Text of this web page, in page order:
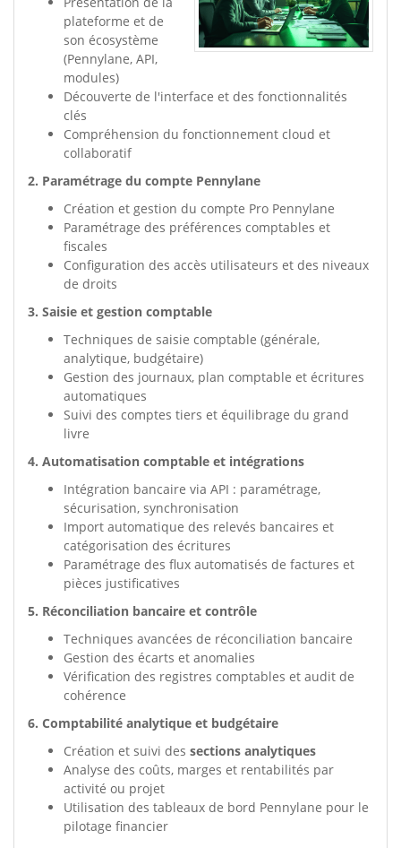
plateforme et de
son écosystème
(Pennylane, API,
modules)
Découverte de l'interface et des fonctionnalités
clés
Compréhension du fonctionnement cloud et
collaboratif
2. Paramétrage du compte Pennylane
Création et gestion du compte Pro Pennylane
Paramétrage des préférences comptables et
fiscales
Configuration des accès utilisateurs et des niveaux
de droits
3. Saisie et gestion comptable
Techniques de saisie comptable (générale,
analytique, budgétaire)
Gestion des journaux, plan comptable et écritures
automatiques
Suivi des comptes tiers et équilibrage du grand
livre
4. Automatisation comptable et intégrations
Intégration bancaire via API : paramétrage,
sécurisation, synchronisation
Import automatique des relevés bancaires et
catégorisation des écritures
Paramétrage des flux automatisés de factures et
pièces justificatives
5. Réconciliation bancaire et contrôle
Techniques avancées de réconciliation bancaire
Gestion des écarts et anomalies
Vérification des registres comptables et audit de
cohérence
6. Comptabilité analytique et budgétaire
Création et suivi des sections analytiques
Analyse des coûts, marges et rentabilités par
activité ou projet
Utilisation des tableaux de bord Pennylane pour le
pilotage financier